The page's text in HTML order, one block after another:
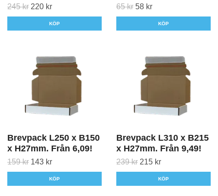
245 kr 220 kr
KÖP
65 kr 58 kr
KÖP
Brevpack L250 x B150
x H27mm. Från 6,09!
159 kr 143 kr
KÖP
Brevpack L310 x B215
x H27mm. Från 9,49!
239 kr 215 kr
KÖP